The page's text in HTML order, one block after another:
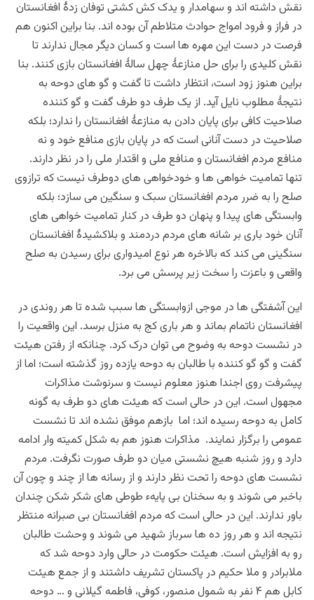
نقش داشته اند و سهامدار و یدک کش کشتی توفان زدۀ افغانستان
در فراز و فرود امواج حوادث متلاطم آن بوده اند. بنا براین اکنون هم
فرصت در دست این مهره ها است و کسان دیگر مجال ندارند تا
نقش کلیدی را برای حل منازعۀ چهل سالۀ افغانستان بازی کنند. بنا
براین هنوز زود است، انتظار داشت تا گفت و گو های دوحه به
نتیجۀ مطلوب نایل آید. از یک طرف دو طرف گفت و گو کننده
صلاحیت کافی برای پایان دادن به منازعۀ افغانستان را ندارد؛ بلکه
صلاحیت در دست آنانی است که در پایان بازی منافع خود و نه
منافع مردم افغانستان و منافع ملی و اقتدار ملی را در نظر دارند.
تنها تمامیت خواهی ها و خودخواهی های دوطرف نیست که ترازوی
صلح را به ضرر مردم افغانستان سبک و سنگین می سازد؛ بلکه
وابستگی های پیدا و پنهان دو طرف در کنار تمامیت خواهی های
آنان خود باری بر شانه های مردم دردمند و بلاکشیدۀ افغانستان
سنگینی می کند که بالاخره هر نوع امیدواری برای رسیدن به صلح
واقعی و باعزت را سخت زیر پرسش می برد.
این آشفتگی ها در موجی ازوابستگی ها سبب شده تا هر روندی در
افغانستان ناتمام بماند و هر باری کج به منزل برسد. این واقعیت را
در نشست دوحه به وضوح می توان درک کرد. چنانکه از رفتن هیئت
گفت و گو گو کننده با طالبان به دوحه یازده روز گذشته است؛ اما از
پیشرفت روی اجندا هنوز معلوم نیست و سرنوشت مذاکرات
مجهول است. این در حالی است که هیئت های دو طرف به گونه
کامل به دوحه رسیده اند؛ اما بازهم موفق نشده اند تا نشست
عمومی را برگزار نمایند. مذاکرات هنوز هم به شکل کمیته وار ادامه
دارد و روز شنبه هیچ نشستی میان دو طرف صورت نگرفت. مردم
نشست های دوحه را تحت نظر دارند و از رسانه ها از چند و چون آن
باخبر می شوند و به سخنان بی پایهء طوطی های شکر شکن چندان
باور ندارند. این در حالی است که مردم افغانستان بی صبرانه منتظر
نتیجه اند و هر روز ده ها سرباز شهید می شوند و وحشت طالبان
رو به افزایش است. هیئت حکومت در حالی وارد دوحه شد که
ملابرادر و ملا حکیم در پاکستان تشریف داشتند و از جمع هیئت
کابل هم ۴ نفر به شمول منصور، کوفی، فاطمه گیلانی و … دوحه